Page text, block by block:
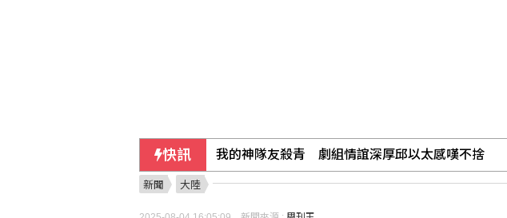
快訊 我的神隊友殺青 劇組情誼深厚邱以太感嘆不捨
新聞 大陸